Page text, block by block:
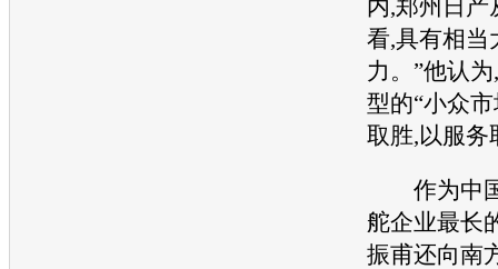
内,郑州日产
看,具有相当
力。”他认为,
型的“小众
取胜,以服务
作为中国
舵企业最长
振甫还向南